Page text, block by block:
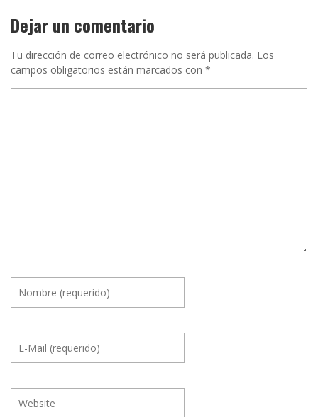
Dejar un comentario
Tu dirección de correo electrónico no será publicada. Los
campos obligatorios están marcados con *